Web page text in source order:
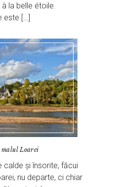
à la belle étoile.
este […]
malul Loarei
calde și însorite, făcui
nu departe, ci chiar